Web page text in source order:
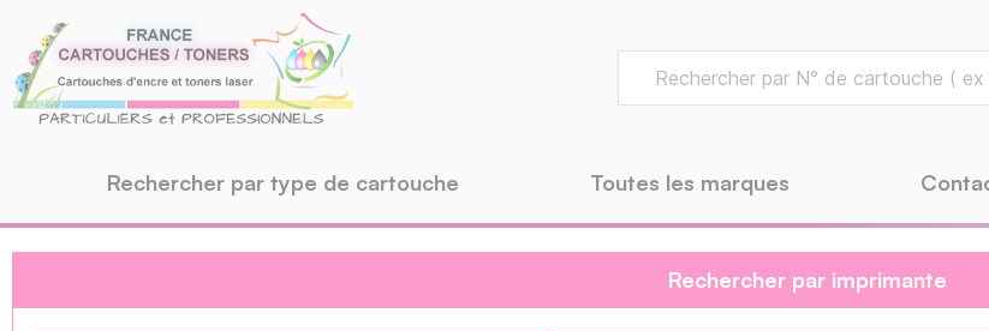
Rechercher par type de cartouche Toutes les marques
Rechercher par imprimante